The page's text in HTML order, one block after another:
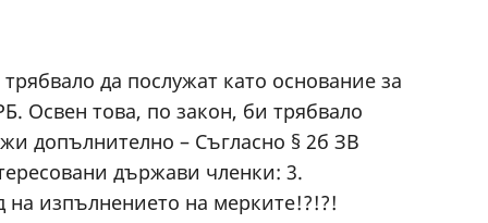
да послужат като основание за
Освен това, по закон, би трябвало
допълнително – Съгласно § 2б ЗВ
държави членки: 3.
на изпълнението на мерките!?!?!